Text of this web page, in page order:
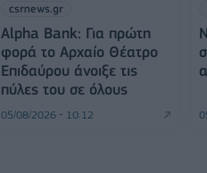
csrnews.gr
Alpha Bank: Για πρώτη
φορά το Αρχαίο Θέατρο
Επιδαύρου άνοιξε τις
πύλες του σε όλους
05/08/2026 - 10:12